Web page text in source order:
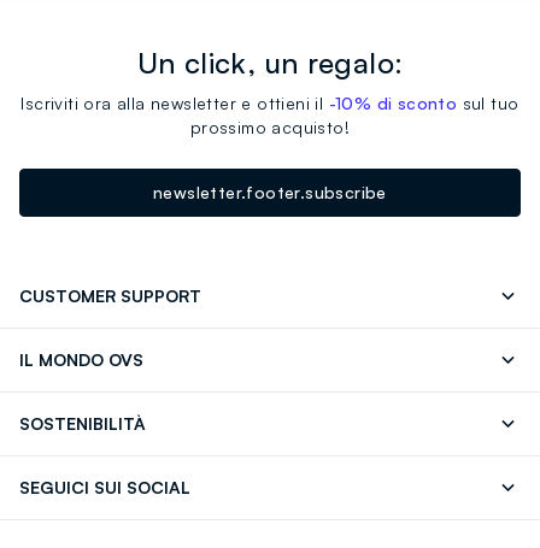
Un click, un regalo:
Iscriviti ora alla newsletter e ottieni il -10% di sconto sul tuo
prossimo acquisto!
newsletter.footer.subscribe
CUSTOMER SUPPORT
IL MONDO OVS
Giftcard
SOSTENIBILITÀ
SEGUICI SUI SOCIAL